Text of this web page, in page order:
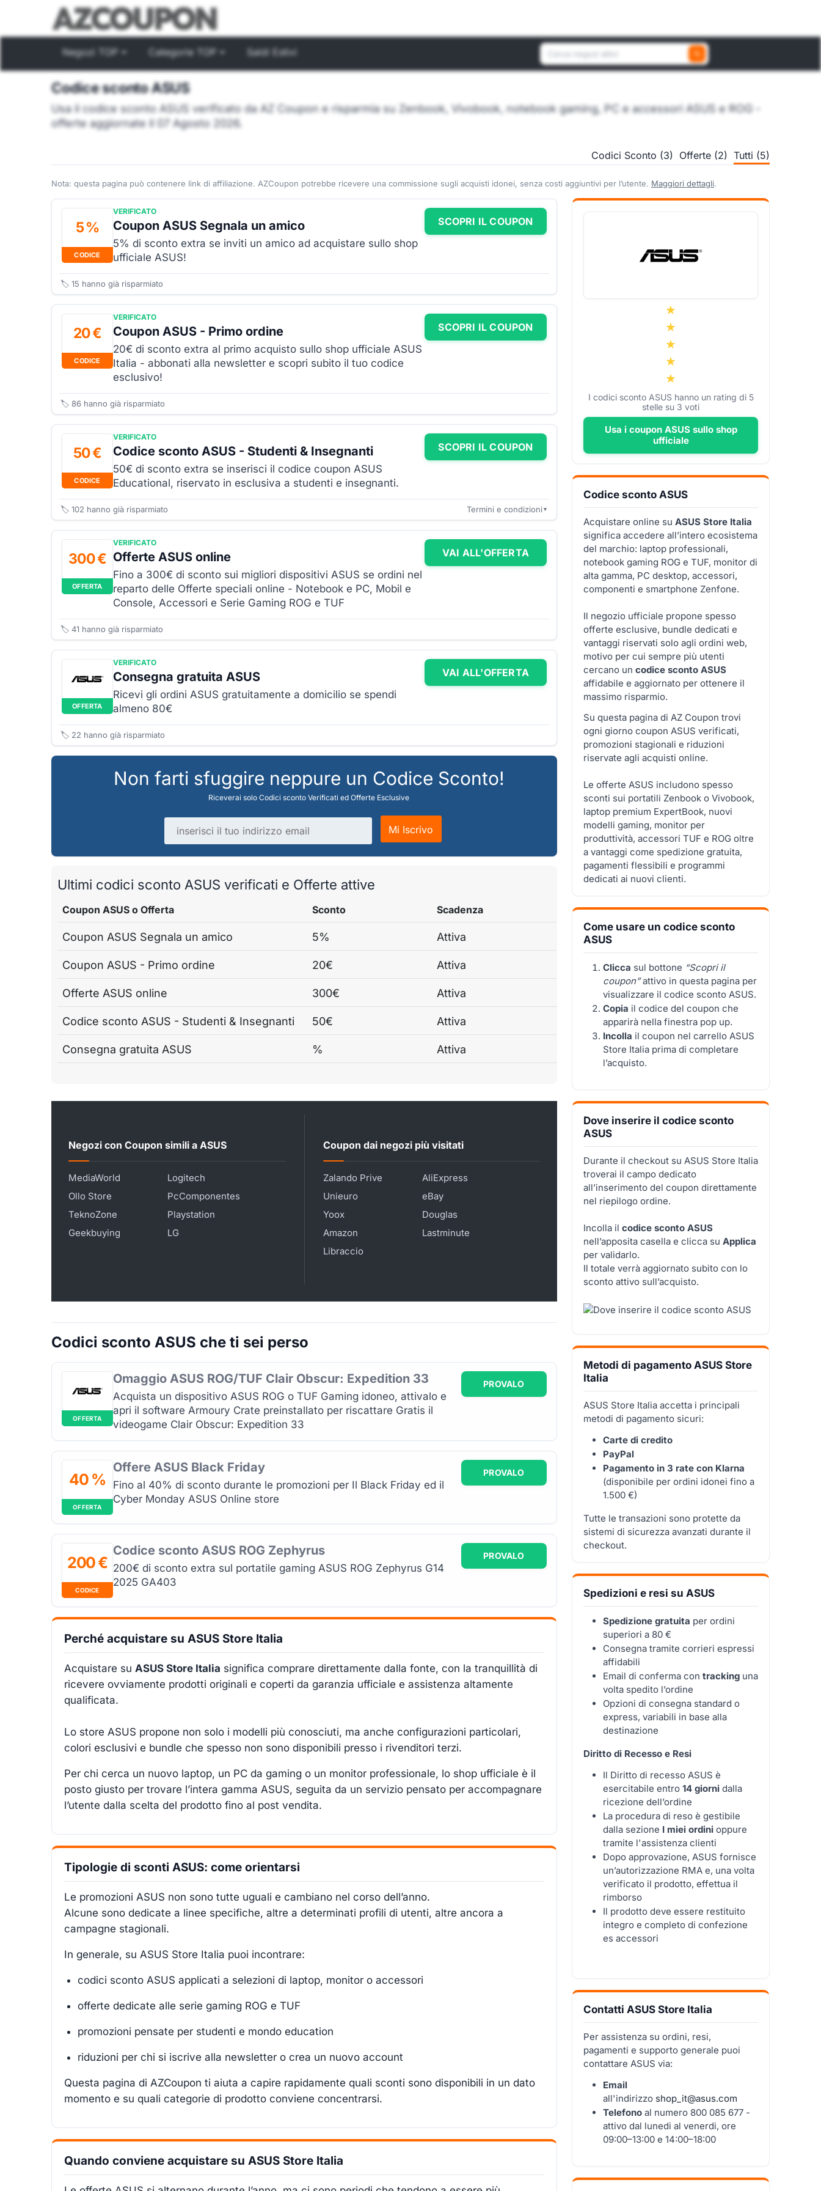
Negozi TOP Categorie TOP Saldi Estivi
Cerca un negozio attivo
Codice sconto ASUS
Usa il codice sconto ASUS verificato da AZ Coupon e risparmia su Zenbook, Vivobook, notebook gaming, PC e accessori ASUS e ROG -
offerte aggiornate il 07 Agosto 2026.
Codici Sconto (3) Offerte (2) Tutti (5)
Nota: questa pagina può contenere link di affiliazione. AZCoupon potrebbe ricevere una commissione sugli acquisti idonei, senza costi aggiuntivi per l’utente. Maggiori dettagli.
5 %
CODICE
VERIFICATO
Coupon ASUS Segnala un amico
5% di sconto extra se inviti un amico ad acquistare sullo shop
ufficiale ASUS!
SCOPRI IL COUPON
🏷️ 15 hanno già risparmiato
20 €
CODICE
VERIFICATO
Coupon ASUS - Primo ordine
20€ di sconto extra al primo acquisto sullo shop ufficiale ASUS
Italia - abbonati alla newsletter e scopri subito il tuo codice
esclusivo!
SCOPRI IL COUPON
🏷️ 86 hanno già risparmiato
50 €
CODICE
VERIFICATO
Codice sconto ASUS - Studenti & Insegnanti
50€ di sconto extra se inserisci il codice coupon ASUS
Educational, riservato in esclusiva a studenti e insegnanti.
SCOPRI IL COUPON
🏷️ 102 hanno già risparmiato Termini e condizioni ▼
300 €
OFFERTA
VERIFICATO
Offerte ASUS online
Fino a 300€ di sconto sui migliori dispositivi ASUS se ordini nel
reparto delle Offerte speciali online - Notebook e PC, Mobil e
Console, Accessori e Serie Gaming ROG e TUF
VAI ALL'OFFERTA
🏷️ 41 hanno già risparmiato
OFFERTA
VERIFICATO
Consegna gratuita ASUS
Ricevi gli ordini ASUS gratuitamente a domicilio se spendi
almeno 80€
VAI ALL'OFFERTA
🏷️ 22 hanno già risparmiato
Non farti sfuggire neppure un Codice Sconto!
Riceverai solo Codici sconto Verificati ed Offerte Esclusive
Indirizzo email
Mi Iscrivo
Ultimi codici sconto ASUS verificati e Offerte attive
Coupon ASUS o Offerta Sconto Scadenza
Coupon ASUS Segnala un amico 5% Attiva
Coupon ASUS - Primo ordine 20€ Attiva
Offerte ASUS online 300€ Attiva
Codice sconto ASUS - Studenti & Insegnanti 50€ Attiva
Consegna gratuita ASUS % Attiva
Negozi con Coupon simili a ASUS
MediaWorld
Logitech
Ollo Store
PcComponentes
TeknoZone
Playstation
Geekbuying
LG
Coupon dai negozi più visitati
Zalando Prive
AliExpress
Unieuro
eBay
Yoox
Douglas
Amazon
Lastminute
Libraccio
Codici sconto ASUS che ti sei perso
OFFERTA
Omaggio ASUS ROG/TUF Clair Obscur: Expedition 33
Acquista un dispositivo ASUS ROG o TUF Gaming idoneo, attivalo e
apri il software Armoury Crate preinstallato per riscattare Gratis il
videogame Clair Obscur: Expedition 33
PROVALO
40 %
OFFERTA
Offere ASUS Black Friday
Fino al 40% di sconto durante le promozioni per Il Black Friday ed il
Cyber Monday ASUS Online store
PROVALO
200 €
CODICE
Codice sconto ASUS ROG Zephyrus
200€ di sconto extra sul portatile gaming ASUS ROG Zephyrus G14
2025 GA403
PROVALO
Perché acquistare su ASUS Store Italia
Acquistare su ASUS Store Italia significa comprare direttamente dalla fonte, con la tranquillità di
ricevere ovviamente prodotti originali e coperti da garanzia ufficiale e assistenza altamente
qualificata.
Lo store ASUS propone non solo i modelli più conosciuti, ma anche configurazioni particolari,
colori esclusivi e bundle che spesso non sono disponibili presso i rivenditori terzi.
Per chi cerca un nuovo laptop, un PC da gaming o un monitor professionale, lo shop ufficiale è il
posto giusto per trovare l’intera gamma ASUS, seguita da un servizio pensato per accompagnare
l’utente dalla scelta del prodotto fino al post vendita.
Tipologie di sconti ASUS: come orientarsi
Le promozioni ASUS non sono tutte uguali e cambiano nel corso dell’anno.
Alcune sono dedicate a linee specifiche, altre a determinati profili di utenti, altre ancora a
campagne stagionali.
In generale, su ASUS Store Italia puoi incontrare:
codici sconto ASUS applicati a selezioni di laptop, monitor o accessori
offerte dedicate alle serie gaming ROG e TUF
promozioni pensate per studenti e mondo education
riduzioni per chi si iscrive alla newsletter o crea un nuovo account
Questa pagina di AZCoupon ti aiuta a capire rapidamente quali sconti sono disponibili in un dato
momento e su quali categorie di prodotto conviene concentrarsi.
Quando conviene acquistare su ASUS Store Italia
I codici sconto ASUS hanno un rating di 5
stelle su 3 voti
Usa i coupon ASUS sullo shop
ufficiale
Codice sconto ASUS
Acquistare online su ASUS Store Italia
significa accedere all’intero ecosistema
del marchio: laptop professionali,
notebook gaming ROG e TUF, monitor di
alta gamma, PC desktop, accessori,
componenti e smartphone Zenfone.
Il negozio ufficiale propone spesso
offerte esclusive, bundle dedicati e
vantaggi riservati solo agli ordini web,
motivo per cui sempre più utenti
cercano un codice sconto ASUS
affidabile e aggiornato per ottenere il
massimo risparmio.
Su questa pagina di AZ Coupon trovi
ogni giorno coupon ASUS verificati,
promozioni stagionali e riduzioni
riservate agli acquisti online.
Le offerte ASUS includono spesso
sconti sui portatili Zenbook o Vivobook,
laptop premium ExpertBook, nuovi
modelli gaming, monitor per
produttività, accessori TUF e ROG oltre
a vantaggi come spedizione gratuita,
pagamenti flessibili e programmi
dedicati ai nuovi clienti.
Come usare un codice sconto
ASUS
Clicca sul bottone “Scopri il
coupon”attivo in questa pagina per
visualizzare il codice sconto ASUS.
Copia il codice del coupon che
apparirà nella finestra pop up.
Incolla il coupon nel carrello ASUS
Store Italia prima di completare
l’acquisto.
Dove inserire il codice sconto
ASUS
Durante il checkout su ASUS Store Italia
troverai il campo dedicato
all’inserimento del coupon direttamente
nel riepilogo ordine.
Incolla il codice sconto ASUS
nell’apposita casella e clicca su Applica
per validarlo.
Il totale verrà aggiornato subito con lo
sconto attivo sull’acquisto.
Metodi di pagamento ASUS Store
Italia
ASUS Store Italia accetta i principali
metodi di pagamento sicuri:
Carte di credito
PayPal
Pagamento in 3 rate con Klarna
(disponibile per ordini idonei fino a
1.500 €)
Tutte le transazioni sono protette da
sistemi di sicurezza avanzati durante il
checkout.
Spedizioni e resi su ASUS
Spedizione gratuita per ordini
superiori a 80 €
Consegna tramite corrieri espressi
affidabili
Email di conferma con tracking una
volta spedito l’ordine
Opzioni di consegna standard o
express, variabili in base alla
destinazione
Diritto di Recesso e Resi
Il Diritto di recesso ASUS è
esercitabile entro 14 giorni dalla
ricezione dell’ordine
La procedura di reso è gestibile
dalla sezione I miei ordini oppure
tramite l'assistenza clienti
Dopo approvazione, ASUS fornisce
un’autorizzazione RMA e, una volta
verificato il prodotto, effettua il
rimborso
Il prodotto deve essere restituito
integro e completo di confezione
es accessori
Contatti ASUS Store Italia
Per assistenza su ordini, resi,
pagamenti e supporto generale puoi
contattare ASUS via:
Email
all'indirizzo shop_it@asus.com
Telefono al numero 800 085 677 -
attivo dal lunedi al venerdi, ore
09:00–13:00 e 14:00–18:00